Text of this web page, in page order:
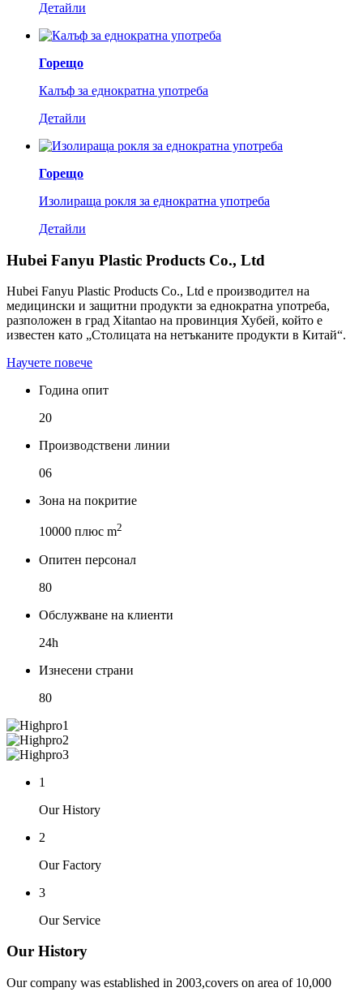
Детайли
Горещо
Калъф за еднократна употреба
Детайли
Горещо
Изолираща рокля за еднократна употреба
Детайли
Hubei Fanyu Plastic Products Co., Ltd
Hubei Fanyu Plastic Products Co., Ltd е производител на
медицински и защитни продукти за еднократна употреба,
разположен в град Xitantao на провинция Хубей, който е
известен като „Столицата на нетъканите продукти в Китай“.
Научете повече
Година опит
20
Производствени линии
06
Зона на покритие
10000 плюс m2
Опитен персонал
80
Обслужване на клиенти
24h
Изнесени страни
80
1
Our History
2
Our Factory
3
Our Service
Our History
Our company was established in 2003,covers on area of 10,000